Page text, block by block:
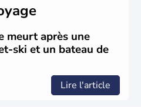
au IIe siècle avant J.C et
que leur religion. L'Espagne
puissance de l'Europe au
plus de 100 ans. Madrid
après avoir appartenu au
constitutionnelle intègre
meurt après une
ski et un bateau de
Lire l'article